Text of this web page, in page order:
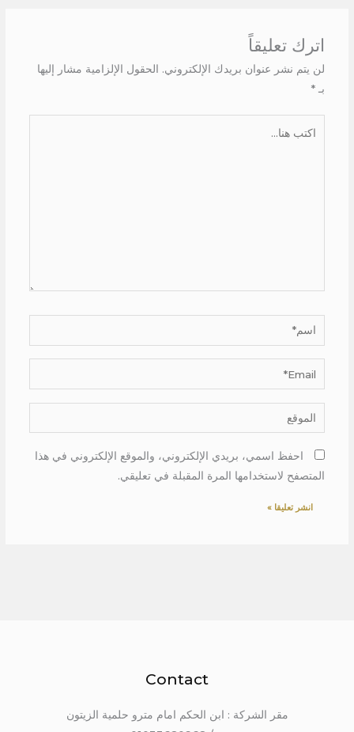
اترك تعليقاً
لن يتم نشر عنوان بريدك الإلكتروني. الحقول الإلزامية مشار إليها
بـ *
اسم*
Email*
الموقع
احفظ اسمي، بريدي الإلكتروني، والموقع الإلكتروني في هذا
المتصفح لاستخدامها المرة المقبلة في تعليقي.
Contact
مقر الشركة : ابن الحكم امام مترو حلمية الزيتون